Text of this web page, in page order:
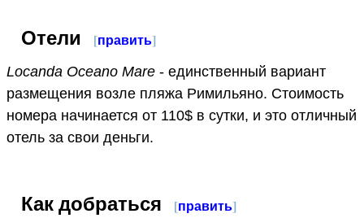
Отели [править]
Locanda Oceano Mare - единственный вариант
размещения возле пляжа Римильяно. Стоимость
номера начинается от 110$ в сутки, и это отличный
отель за свои деньги.
Как добраться [править]